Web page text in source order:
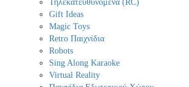
Τηλεκατευθυνόμενα (RC)
Gift Ideas
Magic Toys
Retro Παιχνίδια
Robots
Sing Along Karaoke
Virtual Reality